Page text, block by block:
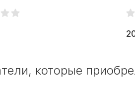
которые